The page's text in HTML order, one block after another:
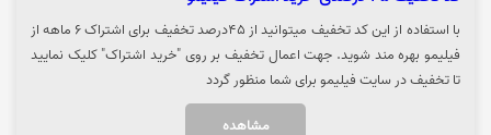
با استفاده از این کد تخفیف میتوانید از 45درصد تخفیف برای اشتراک 6 ماهه از
فیلیمو بهره مند شوید. جهت اعمال تخفیف بر روی "خرید اشتراک" کلیک نمایید
تا تخفیف در سایت فیلیمو برای شما منظور گردد
مشاهده